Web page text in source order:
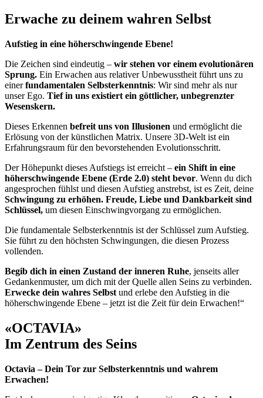
Erwache zu deinem wahren Selbst
Aufstieg in eine höherschwingende Ebene!
Die Zeichen sind eindeutig – wir stehen vor einem evolutionären
Sprung. Ein Erwachen aus relativer Unbewusstheit führt uns zu
einerfundamentalen Selbsterkenntnis: Wir sind mehr als nur
unser Ego. Tief in uns existiert ein göttlicher, unbegrenzter
Wesenskern.
Dieses Erkennen befreit uns von Illusionen und ermöglicht die
Erlösung von der künstlichen Matrix. Unsere 3D-Welt ist ein
Erfahrungsraum für den bevorstehenden Evolutionsschritt.
Der Höhepunkt dieses Aufstiegs ist erreicht – ein Shift in eine
höherschwingende Ebene (Erde 2.0) steht bevor. Wenn du dich
angesprochen fühlst und diesen Aufstieg anstrebst, ist es Zeit, deine
Schwingung zu erhöhen. Freude, Liebe und Dankbarkeit sind
Schlüssel, um diesen Einschwingvorgang zu ermöglichen.
Die fundamentale Selbsterkenntnis ist der Schlüssel zum Aufstieg.
Sie führt zu den höchsten Schwingungen, die diesen Prozess
vollenden.
Begib dich in einen Zustand der inneren Ruhe, jenseits aller
Gedankenmuster, um dich mit der Quelle allen Seins zu verbinden.
Erwecke dein wahres Selbst und erlebe den Aufstieg in die
höherschwingende Ebene – jetzt ist die Zeit für dein Erwachen!“
«OCTAVIA»
Im Zentrum des Seins
Octavia – Dein Tor zur Selbsterkenntnis und wahrem
Erwachen!